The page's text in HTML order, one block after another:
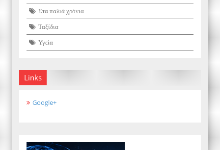
Στα παλιά χρόνια
Ταξίδια
Υγεία
Links
Google+